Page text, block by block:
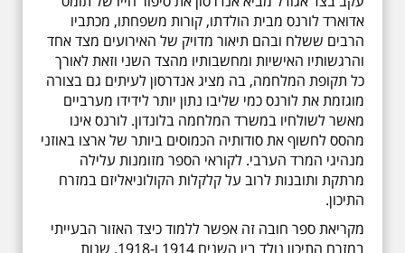
אדוארד לורנס מבית הולדתו, קורות משפחתו, מכתביו
הרבים ששלח ובהם תיאור מדויק של האירועים מצד אחד
והרגשותיו האישיות ומחשבותיו מהצד השני וזאת לאורך
כל תקופת המלחמה, בה מציג אנדרסון לעיתים גם בצורה
מוגזמת את לורנס כמי שליבו נתון יותר לידידו מערביים
מאשר לשולחיו במשרד המלחמה בלונדון. לורנס אינו
מהסס לחשוף את סודותיה הכמוסים ביותר של ארצו באוזני
מנהיגי המרד הערבי. לקוראי הספר מזומנות עלילה
מרתקת ותובנות לרוב על קלקלות הקולוניאליזם במזרח
התיכון.
מקריאת ספר חובה זה אפשר ללמוד כיצד האזור הבעייתי
במזרח התיכון נולד בין השנים 1914 ו-1918, שנות